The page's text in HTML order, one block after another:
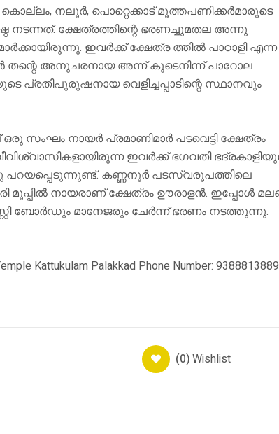
നലൂർ, പൊറ്റെക്കാട് മൂത്തപണിക്കർമാരുടെ
നടന്നത്. ക്ഷേത്രത്തിന്റെ ഭരണച്ചുമതല അന്നു
ഇവർക്ക് ക്ഷേത്ര ത്തിൽ പാഠാളി എന്ന
തന്റെ അനുചരനായ അന്ന് കൂടെനിന്ന് പാറോല
പ്രതിപുരുഷനായ വെളിച്ചപ്പാടിന്റെ സ്ഥാനവും
സംഘം നായർ പ്രമാണിമാർ പടവെട്ടി ക്ഷേത്രം
ഇവർക്ക് ഭഗവതി
കണ്ണനൂർ പടസ്വരൂപത്തിലെ
മൂപ്പിൽ നായരാണ് ക്ഷേത്രം ഊരാളൻ. ഇപ്പോൾ
ബോർഡും മാനേജരും ചേർന്ന് ഭരണം നടത്തുന്നു.
Kattukulam Palakkad Phone Number: 9388813889
(0)Wishlist